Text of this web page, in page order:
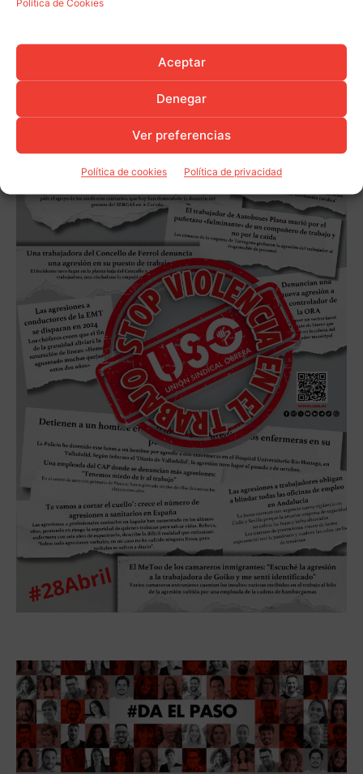
Política de Cookies
Aceptar
Denegar
Ver preferencias
Política de cookies Política de privacidad